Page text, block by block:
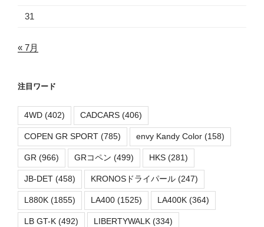
31
« 7月
注目ワード
4WD (402) CADCARS (406)
COPEN GR SPORT (785) envy Kandy Color (158)
GR (966) GRコペン (499) HKS (281)
JB-DET (458) KRONOSドライパール (247)
L880K (1855) LA400 (1525) LA400K (364)
LB GT-K (492) LIBERTYWALK (334)